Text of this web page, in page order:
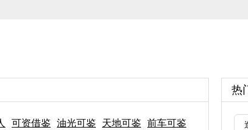
可资借鉴 油光可鉴 天地可鉴 前车可鉴
热